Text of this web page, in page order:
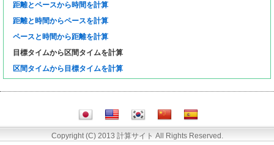
距離とペースから時間を計算
距離と時間からペースを計算
ペースと時間から距離を計算
目標タイムから区間タイムを計算
区間タイムから目標タイムを計算
Copyright (C) 2013 計算サイト All Rights Reserved.